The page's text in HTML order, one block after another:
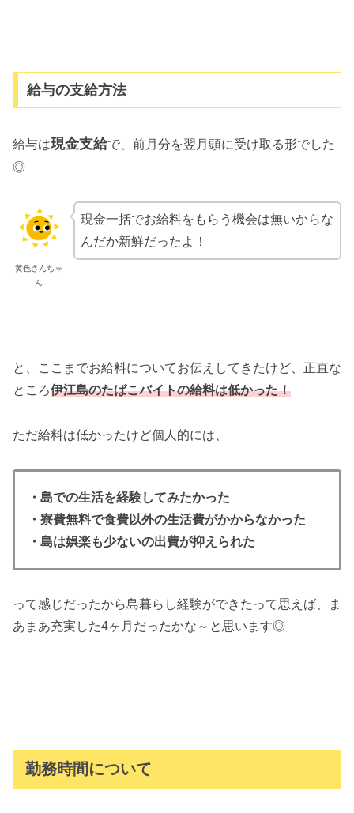
給与の支給方法
給与は現金支給で、 前月分を翌月頭に受け取る形でした
◎
黄色さんちゃ
ん
現金一括でお給料をもらう機会は無いからな
んだか新鮮だったよ！
と、ここまでお給料についてお伝えしてきたけど、正直な
ところ伊江島のたばこバイトの給料は低かった！
ただ給料は低かったけど個人的には、
・島での生活を経験してみたかった
・寮費無料で食費以外の生活費がかからなかった
・島は娯楽も少ないの出費が抑えられた
って感じだったから島暮らし経験ができたって思えば、ま
あまあ充実した4ヶ月だったかな～と思います◎
勤務時間について